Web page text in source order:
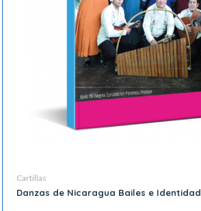
Cartillas
Danzas de Nicaragua Bailes e Identidad